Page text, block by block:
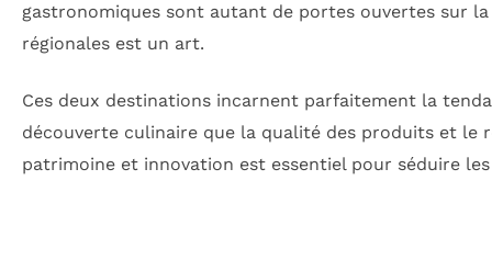
gastronomiques sont autant de portes ouvertes sur
régionales est un art.
Ces deux destinations incarnent parfaitement la
découverte culinaire que la qualité des produits et le
patrimoine et innovation est essentiel pour séduire